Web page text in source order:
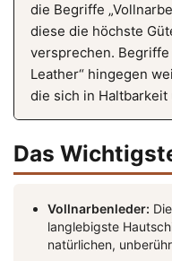
die Begriffe
diese die höchste
versprechen. Begriffe
Leather“ hingegen
die sich in Haltbarkeit
Das
Vollnarbenleder:
langlebigste
natürlichen,